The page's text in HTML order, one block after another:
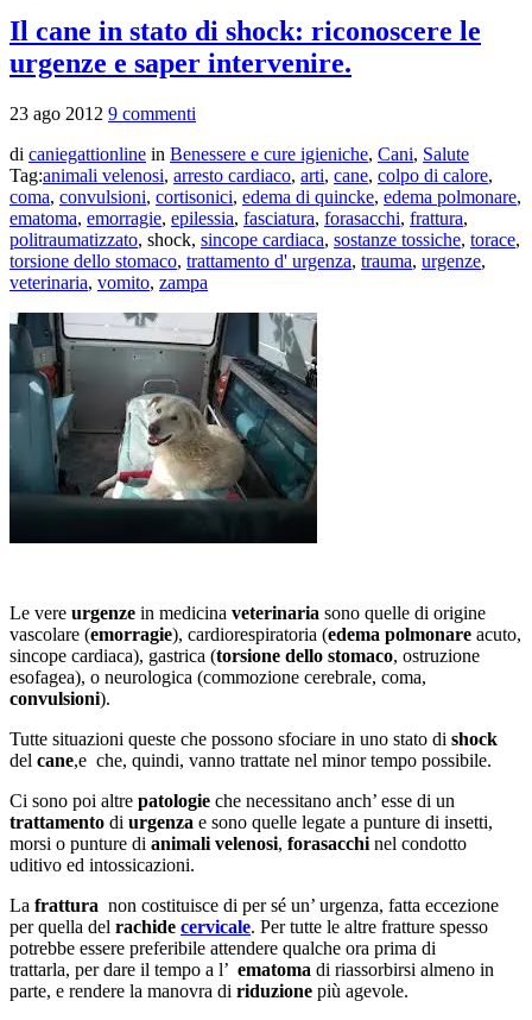
Il cane in stato di shock: riconoscere le
urgenze e saper intervenire.
23 ago 2012 9 commenti
di caniegattionline in Benessere e cure igieniche, Cani, Salute
Tag:animali velenosi, arresto cardiaco, arti, cane, colpo di calore,
coma, convulsioni, cortisonici, edema di quincke, edema polmonare,
ematoma, emorragie, epilessia, fasciatura, forasacchi, frattura,
politraumatizzato, shock, sincope cardiaca, sostanze tossiche, torace,
torsione dello stomaco, trattamento d' urgenza, trauma, urgenze,
veterinaria, vomito, zampa
Le vere urgenze in medicina veterinaria sono quelle di origine
vascolare (emorragie), cardiorespiratoria (edema polmonare acuto,
sincope cardiaca), gastrica (torsione dello stomaco, ostruzione
esofagea), o neurologica (commozione cerebrale, coma,
convulsioni).
Tutte situazioni queste che possono sfociare in uno stato di shock
del cane,e che, quindi, vanno trattate nel minor tempo possibile.
Ci sono poi altre patologie che necessitano anch’ esse di un
trattamento di urgenza e sono quelle legate a punture di insetti,
morsi o punture di animali velenosi, forasacchi nel condotto
uditivo ed intossicazioni.
La frattura non costituisce di per sé un’ urgenza, fatta eccezione
per quella del rachide cervicale. Per tutte le altre fratture spesso
potrebbe essere preferibile attendere qualche ora prima di
trattarla, per dare il tempo a l’ ematoma di riassorbirsi almeno in
parte, e rendere la manovra di riduzione più agevole.